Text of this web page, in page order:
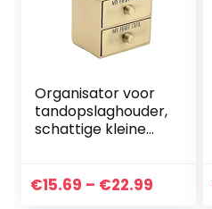
Organisator voor
tandopslaghouder,
schattige kleine
Zinvolle
€15.69 – €22.99